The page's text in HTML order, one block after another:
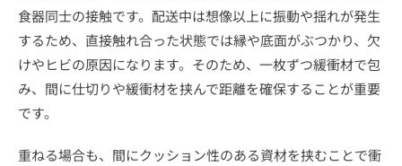
食器同士の接触です。配送中は想像以上に振動や揺れが発生
するため、直接触れ合った状態では縁や底面がぶつかり、欠
けやヒビの原因になります。そのため、一枚ずつ緩衝材で包
み、間に仕切りや緩衝材を挟んで距離を確保することが重要
です。
重ねる場合も、間にクッション性のある資材を挟むことで衝